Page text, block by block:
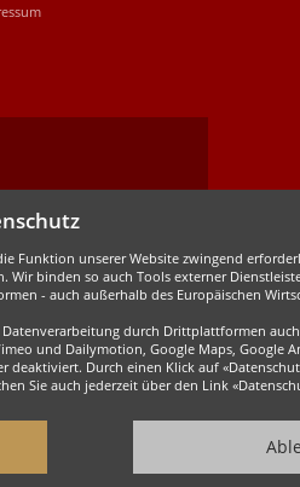
Funktion unserer Website zwingend
binden so auch Tools externer
- auch außerhalb des Europäischen
durch Drittplattformen
und Dailymotion, Google Maps, Google
Durch einen Klick auf
Sie auch jederzeit über den Link